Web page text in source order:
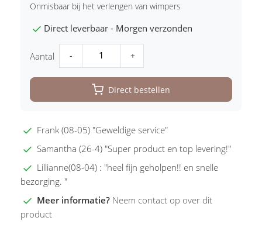
Onmisbaar bij het verlengen van wimpers
Direct leverbaar - Morgen verzonden
Aantal - +
Direct bestellen
Frank (08-05) "Geweldige service"
Samantha (26-4) "Super product en top levering!"
Lillianne(08-04) : "heel fijn geholpen!! en snelle
bezorging. "
Meer informatie? Neem contact op over dit
product